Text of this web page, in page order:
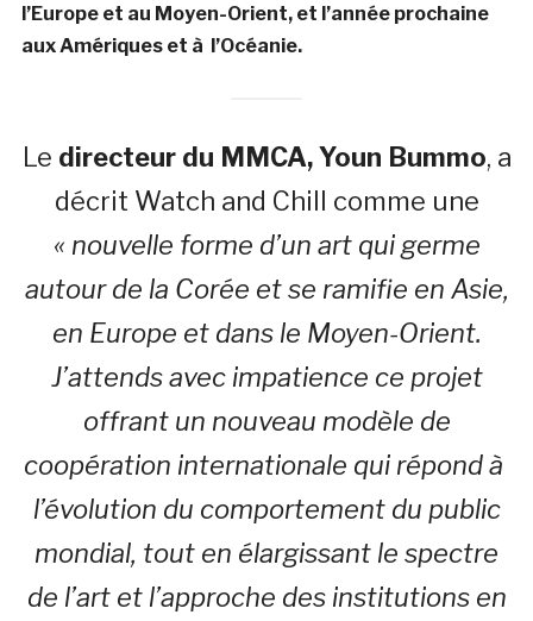
l’Europe et au Moyen-Orient, et l’année prochaine
aux Amériques et à l’Océanie.
Le directeur du MMCA, Youn Bummo, a
décrit Watch and Chill comme une
« nouvelle forme d’un art qui germe
autour de la Corée et se ramifie en Asie,
en Europe et dans le Moyen-Orient.
J’attends avec impatience ce projet
offrant un nouveau modèle de
coopération internationale qui répond à
l’évolution du comportement du public
mondial, tout en élargissant le spectre
de l’art et l’approche des institutions en